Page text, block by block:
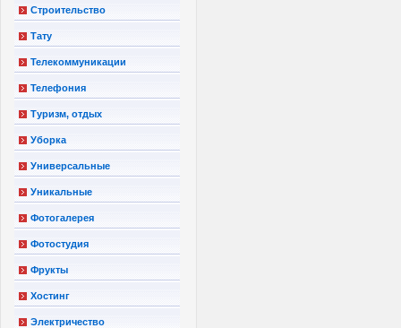
Строительство
Тату
Телекоммуникации
Телефония
Туризм, отдых
Уборка
Универсальные
Уникальные
Фотогалерея
Фотостудия
Фрукты
Хостинг
Электричество